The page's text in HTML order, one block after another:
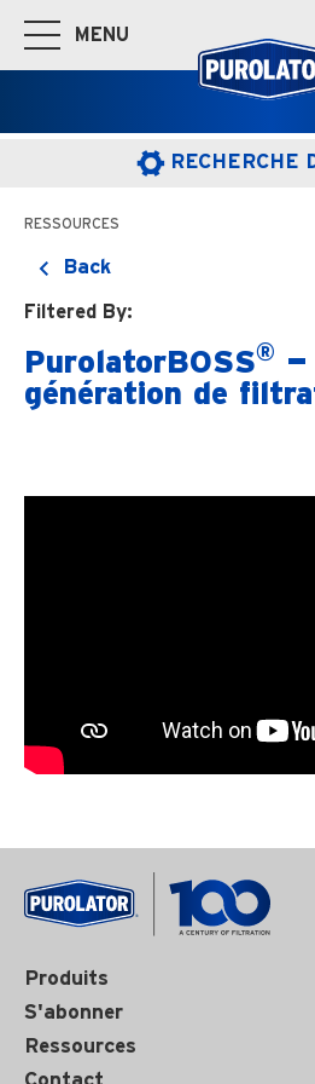
Basculer à la navigation
MENU
RECHERCHE
RESSOURCES
Back
Filtered By:
PurolatorBOSS® —
génération de
Produits
S'abonner
Ressources
Contact